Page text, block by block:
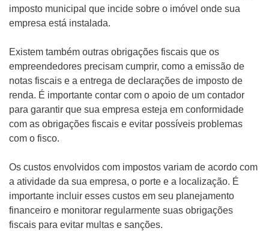
imposto municipal que incide sobre o imóvel onde sua
empresa está instalada.
Existem também outras obrigações fiscais que os
empreendedores precisam cumprir, como a emissão de
notas fiscais e a entrega de declarações de imposto de
renda. É importante contar com o apoio de um contador
para garantir que sua empresa esteja em conformidade
com as obrigações fiscais e evitar possíveis problemas
com o fisco.
Os custos envolvidos com impostos variam de acordo com
a atividade da sua empresa, o porte e a localização. É
importante incluir esses custos em seu planejamento
financeiro e monitorar regularmente suas obrigações
fiscais para evitar multas e sanções.